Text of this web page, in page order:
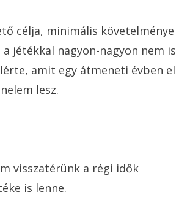
célja, minimális követelménye
jétékkal nagyon-nagyon nem is
amit egy átmeneti évben el
lesz.
visszatérünk a régi idők
is lenne.